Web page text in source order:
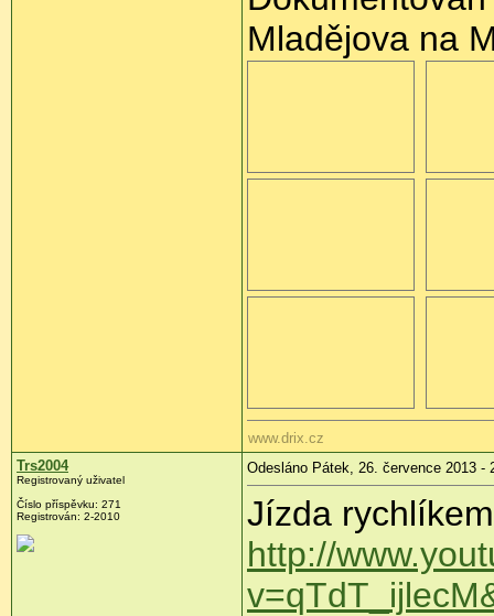
Mladějova na
www.drix.cz
Trs2004
Registrovaný uživatel
Číslo příspěvku: 271
Registrován: 2-2010
Odesláno Pátek, 26. července 2013 -
Jízda
http://